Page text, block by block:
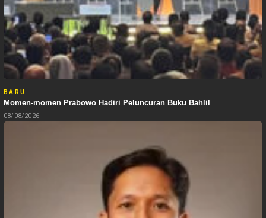
BARU
Momen-momen Prabowo Hadiri Peluncuran Buku Bahlil
08/08/2026